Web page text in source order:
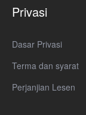
Privasi
Dasar Privasi
Terma dan syarat
Perjanjian Lesen